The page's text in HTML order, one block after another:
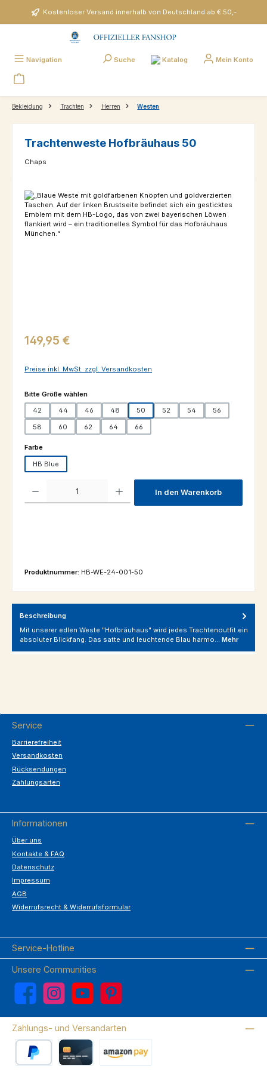
Zum Hauptinhalt springenKostenloser Versand innerhalb von Deutschland ab € 50,-
Navigation Suche Katalog Mein Konto
Bekleidung Trachten Herren Westen
Trachtenweste Hofbräuhaus 50
Chaps
Bildergalerie überspringen
Regulärer Preis:
149,95 €
Preise inkl. MwSt. zzgl. Versandkosten
Bitte Größe wählenauswählen
42 44 46 48 50 52 54
56
58
60 62 64 66
Farbeauswählen
HB Blue
In den Warenkorb
Produktnummer: HB-WE-24-001-50
Beschreibung
Mit unserer edlen Weste "Hofbräuhaus" wird jedes Trachtenoutfit ein
absoluter Blickfang. Das satte und leuchtende Blau harmo… Mehr
Service
Barrierefreiheit
Versandkosten
Rücksendungen
Zahlungsarten
Informationen
Über uns
Kontakte & FAQ
Datenschutz
Impressum
AGB
Widerrufsrecht & Widerrufsformular
Service-Hotline
Unsere Communities
Facebook Instagram YouTube Pinterest
Zahlungs- und Versandarten